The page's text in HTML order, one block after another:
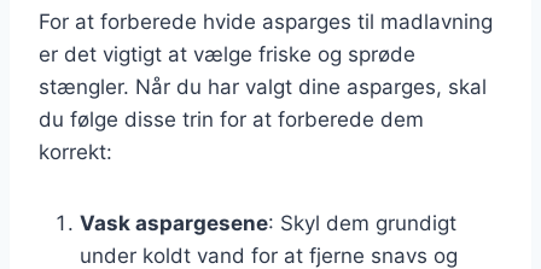
For at forberede hvide asparges til madlavning
er det vigtigt at vælge friske og sprøde
stængler. Når du har valgt dine asparges, skal
du følge disse trin for at forberede dem
korrekt:
Vask aspargesene: Skyl dem grundigt
under koldt vand for at fjerne snavs og